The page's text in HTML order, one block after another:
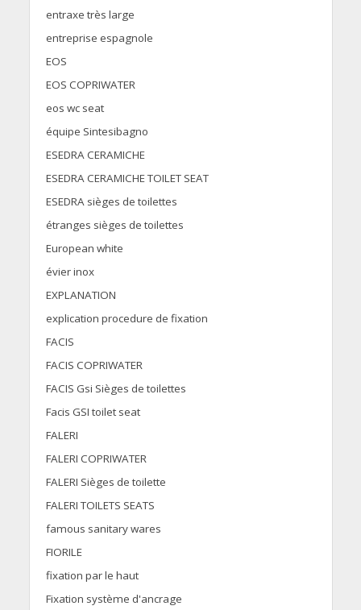
entraxe très large
entreprise espagnole
EOS
EOS COPRIWATER
eos wc seat
équipe Sintesibagno
ESEDRA CERAMICHE
ESEDRA CERAMICHE TOILET SEAT
ESEDRA sièges de toilettes
étranges sièges de toilettes
European white
évier inox
EXPLANATION
explication procedure de fixation
FACIS
FACIS COPRIWATER
FACIS Gsi Sièges de toilettes
Facis GSI toilet seat
FALERI
FALERI COPRIWATER
FALERI Sièges de toilette
FALERI TOILETS SEATS
famous sanitary wares
FIORILE
fixation par le haut
Fixation système d'ancrage